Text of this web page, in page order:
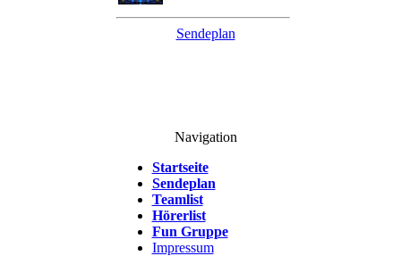
Sendeplan
Navigation
Startseite
Sendeplan
Teamlist
Hörerlist
Fun Gruppe
Impressum